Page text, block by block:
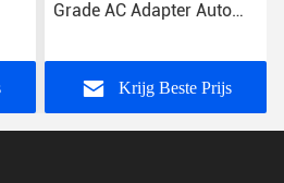
Grade AC Adapter Auto
Bescherming 85%
Efficiëntie US/EU/UK/AU
Plug 2A Output
Krijg Beste Prijs